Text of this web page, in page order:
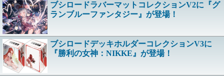
ブシロードラバーマットコレクションV2に『グ
ランブルーファンタジー』が登場！
ブシロードデッキホルダーコレクションV3に
『勝利の女神：NIKKE』が登場！